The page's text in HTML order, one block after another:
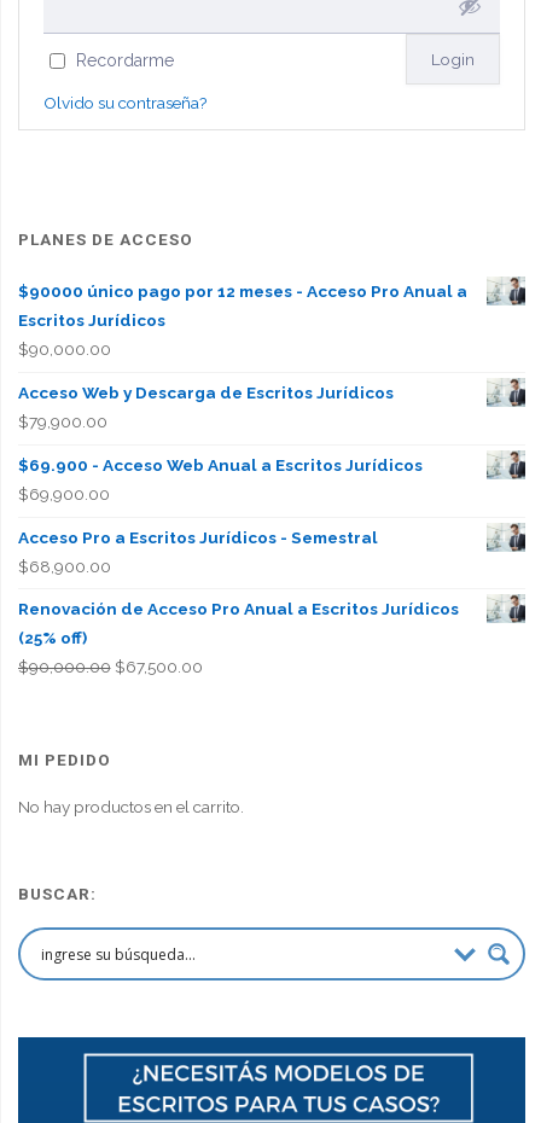
Recordarme
Olvido su contraseña?
PLANES DE ACCESO
$90000 único pago por 12 meses - Acceso Pro Anual a
Escritos Jurídicos
$90,000.00
Acceso Web y Descarga de Escritos Jurídicos
$79,900.00
$69.900 - Acceso Web Anual a Escritos Jurídicos
$69,900.00
Acceso Pro a Escritos Jurídicos - Semestral
$68,900.00
Renovación de Acceso Pro Anual a Escritos Jurídicos
(25% off)
$90,000.00 El
$67,500.00El
MI PEDIDO
No hay productos en el carrito.
BUSCAR: